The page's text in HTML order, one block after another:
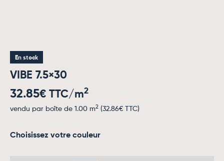
En stock
VIBE 7.5×30
32.85€ TTC/m2
vendu par boîte de 1.00 m2 (32.86€ TTC)
Choisissez votre couleur